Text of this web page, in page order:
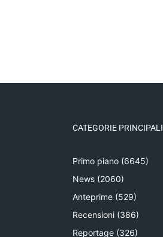
CATEGORIE PRINCIPALI
Primo piano (6645)
News (2060)
Anteprime (529)
Recensioni (386)
Reportage (326)